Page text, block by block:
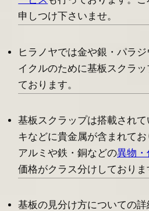
申しつけ下さいませ。
ヒラノヤでは金や銀・パラ
イクルのために基板スクラ
ております。
基板スクラップは搭載され
キなどに貴金属が含まれて
アルミや鉄・銅などの異物・
価格がクラス分けしておりま
基板の見分け方についての詳